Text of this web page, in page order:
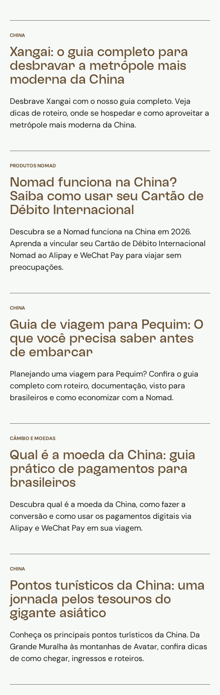
CHINA
Xangai: o guia completo para
desbravar a metrópole mais
moderna da China
Desbrave Xangai com o nosso guia completo. Veja
dicas de roteiro, onde se hospedar e como aproveitar a
metrópole mais moderna da China.
PRODUTOS NOMAD
Nomad funciona na China?
Saiba como usar seu Cartão de
Débito Internacional
Descubra se a Nomad funciona na China em 2026.
Aprenda a vincular seu Cartão de Débito Internacional
Nomad ao Alipay e WeChat Pay para viajar sem
preocupações.
CHINA
Guia de viagem para Pequim: O
que você precisa saber antes
de embarcar
Planejando uma viagem para Pequim? Confira o guia
completo com roteiro, documentação, visto para
brasileiros e como economizar com a Nomad.
CÂMBIO E MOEDAS
Qual é a moeda da China: guia
prático de pagamentos para
brasileiros
Descubra qual é a moeda da China, como fazer a
conversão e como usar os pagamentos digitais via
Alipay e WeChat Pay em sua viagem.
CHINA
Pontos turísticos da China: uma
jornada pelos tesouros do
gigante asiático
Conheça os principais pontos turísticos da China. Da
Grande Muralha às montanhas de Avatar, confira dicas
de como chegar, ingressos e roteiros.